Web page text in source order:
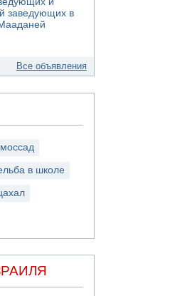
заведующих в
Все объявления
моссад
в школе